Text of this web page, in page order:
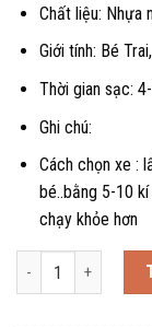
Chất liệu: Nhựa
Giới tính: Bé
Thời gian sạc:
Ghi chú:
Cách chọn xe :
bé..bằng 5-10
chạy khỏe hơn
Xe điện cân bằng